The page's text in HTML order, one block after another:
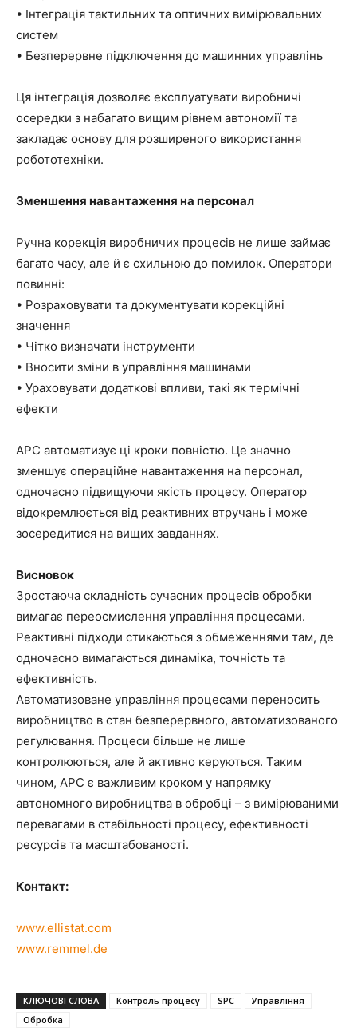
• Інтеграція тактильних та оптичних вимірювальних
систем
• Безперервне підключення до машинних управлінь
Ця інтеграція дозволяє експлуатувати виробничі
осередки з набагато вищим рівнем автономії та
закладає основу для розширеного використання
робототехніки.
Зменшення навантаження на персонал
Ручна корекція виробничих процесів не лише займає
багато часу, але й є схильною до помилок. Оператори
повинні:
• Розраховувати та документувати корекційні
значення
• Чітко визначати інструменти
• Вносити зміни в управління машинами
• Ураховувати додаткові впливи, такі як термічні
ефекти
APC автоматизує ці кроки повністю. Це значно
зменшує операційне навантаження на персонал,
одночасно підвищуючи якість процесу. Оператор
відокремлюється від реактивних втручань і може
зосередитися на вищих завданнях.
Висновок
Зростаюча складність сучасних процесів обробки
вимагає переосмислення управління процесами.
Реактивні підходи стикаються з обмеженнями там, де
одночасно вимагаються динаміка, точність та
ефективність.
Автоматизоване управління процесами переносить
виробництво в стан безперервного, автоматизованого
регулювання. Процеси більше не лише
контролюються, але й активно керуються. Таким
чином, APC є важливим кроком у напрямку
автономного виробництва в обробці – з вимірюваними
перевагами в стабільності процесу, ефективності
ресурсів та масштабованості.
Контакт:
www.ellistat.com
www.remmel.de
КЛЮЧОВІ СЛОВА Контроль процесу SPC
Управління
Обробка